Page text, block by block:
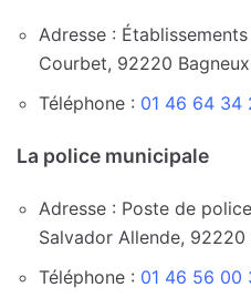
Adresse :
Courbet, 92220
Téléphone : 01 46 64 34
La police municipale
Adresse : Poste de
Salvador Allende, 92220
Téléphone : 01 46 56 00